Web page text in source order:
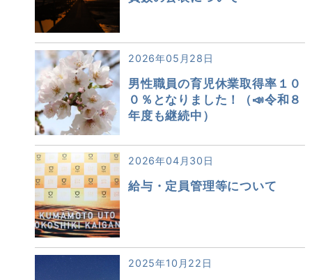
2026年05月28日
男性職員の育児休業取得率１０
０％となりました！（📣令和８
年度も継続中）
2026年04月30日
給与・定員管理等について
2025年10月22日